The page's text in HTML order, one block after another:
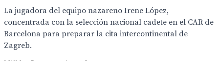
La jugadora del equipo nazareno Irene López,
concentrada con la selección nacional cadete en el CAR de
Barcelona para preparar la cita intercontinental de
Zagreb.